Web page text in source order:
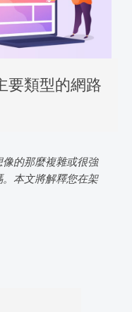
要類型的網路
的那麼複雜或很強
本文將解釋您在架